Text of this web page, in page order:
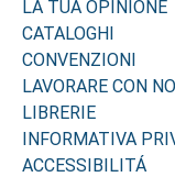
LA TUA OPINIONE
CATALOGHI
CONVENZIONI
LAVORARE CON
LIBRERIE
INFORMATIVA
ACCESSIBILITÁ